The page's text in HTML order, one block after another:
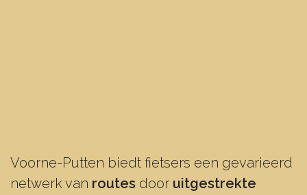
Voorne-Putten biedt fietsers een gevarieerd
netwerk van routes door uitgestrekte